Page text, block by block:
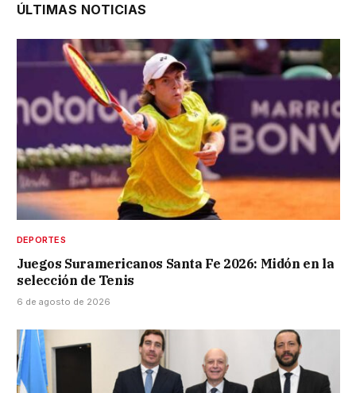
ÚLTIMAS NOTICIAS
DEPORTES
Juegos Suramericanos Santa Fe 2026: Midón en la
selección de Tenis
6 de agosto de 2026